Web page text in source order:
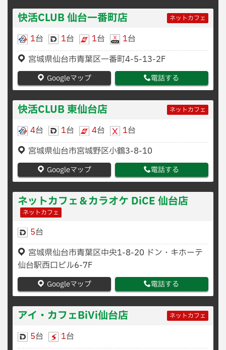
快活CLUB 仙台一番町店 ネットカフェ
1台 1台 1台 1台
宮城県仙台市青葉区一番町4-5-13-2F
Googleマップ 電話する
快活CLUB 東仙台店 ネットカフェ
4台 1台 4台 1台
宮城県仙台市宮城野区小鶴3-8-10
Googleマップ 電話する
ネットカフェ＆カラオケ DiCE 仙台店
ネットカフェ
5台
宮城県仙台市青葉区中央1-8-20 ドン・キホーテ
仙台駅西口ビル6-7F
Googleマップ 電話する
アイ・カフェBiVi仙台店 ネットカフェ
5台 1台